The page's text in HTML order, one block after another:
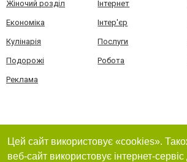
Жіночий розділ Інтернет
Економіка Інтер'єр
Кулінарія Послуги
Подорожі Робота
Реклама
Цей сайт використовує «cookies».
веб-сайт використовує інтернет-сервіс